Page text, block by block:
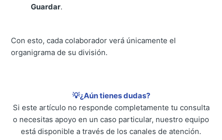
Guardar.
Con esto, cada colaborador verá únicamente el
organigrama de su división.
💡¿Aún tienes dudas?
Si este artículo no responde completamente tu consulta
o necesitas apoyo en un caso particular, nuestro equipo
está disponible a través de los canales de atención.